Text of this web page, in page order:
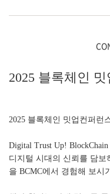
2025 블록체인
2025 블록체인 밋업컨퍼런
Digital Trust Up! BlockChain
디지털 시대의 신뢰를 담
을 BCMC에서 경험해 보시